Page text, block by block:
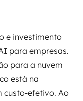
e investimento
para empresas.
para a nuvem
está na
custo-efetivo. Ao